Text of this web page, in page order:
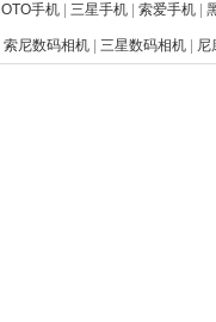
手机 三星手机 索爱手机
索尼数码相机 三星数码相机 尼